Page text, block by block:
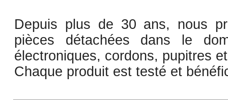
Depuis plus de 30 ans, nous
pièces détachées dans le
électroniques, cordons, pupitres
Chaque produit est testé et